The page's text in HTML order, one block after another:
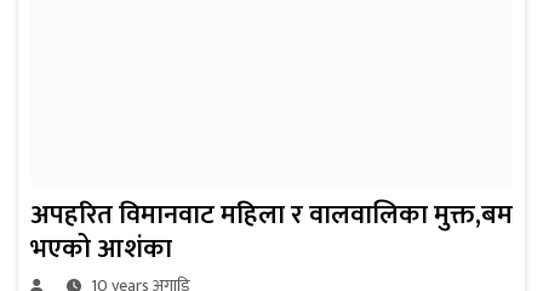
अपहरित विमानवाट महिला र वालवालिका मुक्त,बम
भएको आशंका